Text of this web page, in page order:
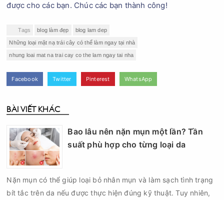
được cho các bạn. Chúc các bạn thành công!
Tags blog làm đẹp blog lam dep
Những loại mặt nạ trái cây có thể làm ngay tại nhà
nhung loai mat na trai cay co the lam ngay tai nha
Facebook Twitter Pinterest WhatsApp
BÀI VIẾT KHÁC
Bao lâu nên nặn mụn một lần? Tần
suất phù hợp cho từng loại da
Nặn mụn có thể giúp loại bỏ nhân mụn và làm sạch tình trạng
bít tắc trên da nếu được thực hiện đúng kỹ thuật. Tuy nhiên,